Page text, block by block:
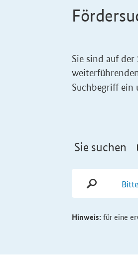
Sie sind auf
Suchbegriff ein
Sie suchen
Hinweis:für eine